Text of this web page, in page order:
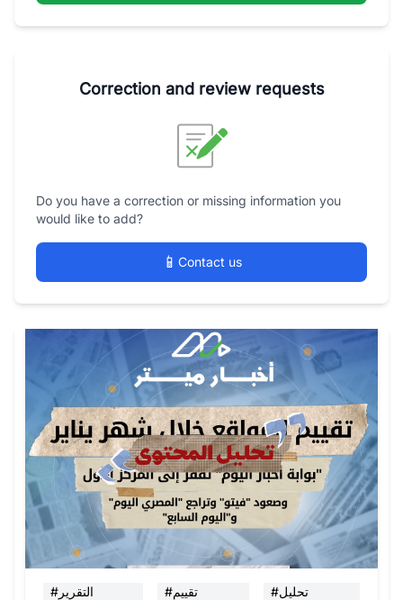
Correction and review requests
Do you have a correction or missing information you
would like to add?
📱 Contact us
#التقرير
#تقييم
#تحليل